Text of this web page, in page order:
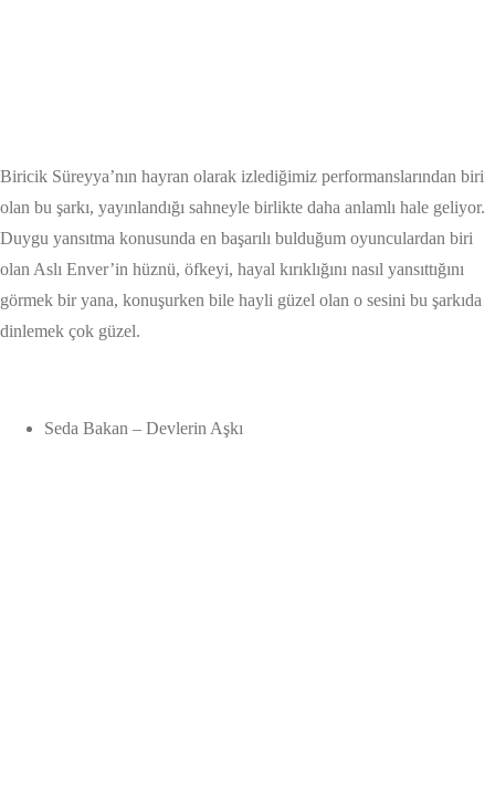
Biricik Süreyya’nın hayran olarak izlediğimiz performanslarından biri
olan bu şarkı, yayınlandığı sahneyle birlikte daha anlamlı hale geliyor.
Duygu yansıtma konusunda en başarılı bulduğum oyunculardan biri
olan Aslı Enver’in hüznü, öfkeyi, hayal kırıklığını nasıl yansıttığını
görmek bir yana, konuşurken bile hayli güzel olan o sesini bu şarkıda
dinlemek çok güzel.
Seda Bakan – Devlerin Aşkı